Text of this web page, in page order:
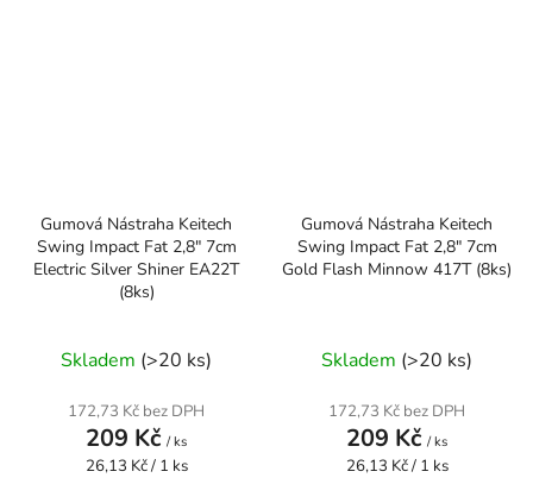
Gumová Nástraha Keitech
Swing Impact Fat 2,8" 7cm
Electric Silver Shiner EA22T
(8ks)
Skladem (>20 ks)
172,73 Kč bez DPH
209 Kč / ks
Měrná
26,13 Kč / 1 ks
Gumová Nástraha Keitech
Swing Impact Fat 2,8" 7cm
Gold Flash Minnow 417T (8ks)
Skladem (>20 ks)
172,73 Kč bez DPH
209 Kč / ks
Měrná
26,13 Kč / 1 ks